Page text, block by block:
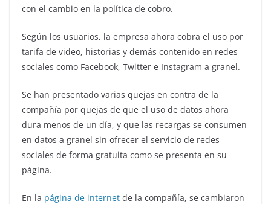
con el cambio en la política de cobro.
Según los usuarios, la empresa ahora cobra el uso por
tarifa de video, historias y demás contenido en redes
sociales como Facebook, Twitter e Instagram a granel.
Se han presentado varias quejas en contra de la
compañía por quejas de que el uso de datos ahora
dura menos de un día, y que las recargas se consumen
en datos a granel sin ofrecer el servicio de redes
sociales de forma gratuita como se presenta en su
página.
En la página de internet de la compañía, se cambiaron